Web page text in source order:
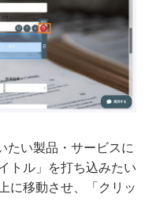
たい製品・サービスに
トル」を打ち込みたい
に移動させ、「クリッ